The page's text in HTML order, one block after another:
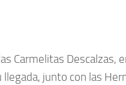
Carmelitas
junto con las